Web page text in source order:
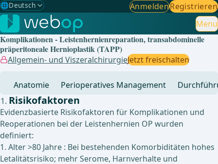
🌐Deutsch
Gewählte Sprache: Deutsch
🇩🇪 Deutsch ✓
🇬🇧English
🇪🇸Spanisch
🇧🇷Brasilianisch
AnmeldenRegistrieren
Menu
Komplikationen - Leistenhernienreparation, transabdominelle
präperitoneale Hernioplastik (TAPP)
Allgemein- und ViszeralchirurgieJetzt freischalten
Anatomie Perioperatives Management
Risikofaktoren
Evidenzbasierte Risikofaktoren für Komplikationen und
Reoperationen bei der Leistenhernien OP wurden
definiert:
1. Alter >80 Jahre : Bei bestehenden Komorbiditäten hohes
Letalitätsrisiko; mehr Serome, Harnverhalte und